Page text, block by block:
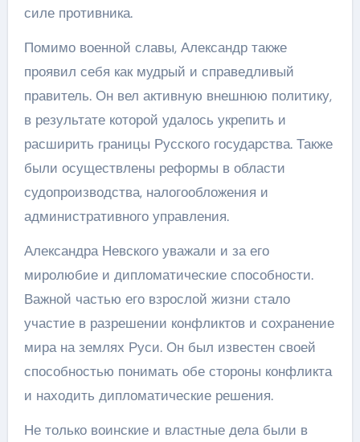
силе противника.
Помимо военной славы, Александр также
проявил себя как мудрый и справедливый
правитель. Он вел активную внешнюю политику,
в результате которой удалось укрепить и
расширить границы Русского государства. Также
были осуществлены реформы в области
судопроизводства, налогообложения и
административного управления.
Александра Невского уважали и за его
миролюбие и дипломатические способности.
Важной частью его взрослой жизни стало
участие в разрешении конфликтов и сохранение
мира на землях Руси. Он был известен своей
способностью понимать обе стороны конфликта
и находить дипломатические решения.
Не только воинские и властные дела были в